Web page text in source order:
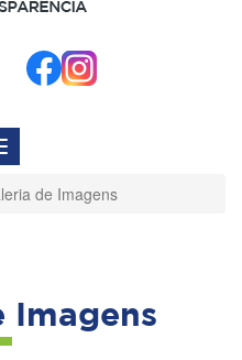
de Imagens
Imagens